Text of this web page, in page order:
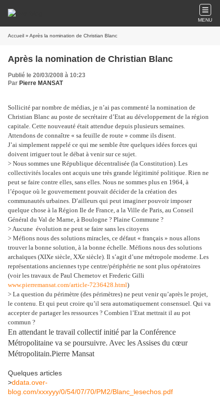
MENU
Accueil » Après la nomination de Christian Blanc
Après la nomination de Christian Blanc
Publié le 20/03/2008 à 10:23
Par Pierre MANSAT
Sollicité par nombre de médias, je n’ai pas commenté la nomination de
Christian Blanc au poste de secrétaire d’Etat au développement de la région
capitale. Cette nouveauté était attendue depuis plusieurs semaines.
Attendons de connaître « sa feuille de route » comme ils disent.
J’ai simplement rappelé ce qui me semble être quelques idées forces qui
doivent irriguer tout le débat à venir sur ce sujet.
> Nous sommes une République décentralisée (la Constitution). Les
collectivités locales ont acquis une très grande légitimité politique. Rien ne
peut se faire contre elles, sans elles. Nous ne sommes plus en 1964, à
l’époque où le gouvernement pouvait décider de la création des
communautés urbaines. D’ailleurs qui peut imaginer pouvoir imposer
quelque chose à la Région Ile de France, a la Ville de Paris, au Conseil
Général du Val de Marne, à Boulogne ? Plaine Commune ?
> Aucune évolution ne peut se faire sans les citoyens
> Méfions nous des solutions miracles, ce défaut « français » nous allons
trouver la bonne solution, à la bonne échelle. Méfions nous des solutions
archaïques (XIXe siècle, XXe siècle). Il s’agit d’une métropole moderne. Les
représentations anciennes type centre/périphérie ne sont plus opératoires
(voir les travaux de Paul Chemetov et Frederic Gilli
www.pierremansat.com/article-7236428.html)
> La question du périmètre (des périmètres) ne peut venir qu’après le projet,
le contenu. Et qui peut croire qu’il sera automatiquement consensuel. Qui va
accepter de partager les ressources ? Combien l’Etat mettrait il au pot
commun ?
En attendant le travail collectif initié par la Conférence
Métropolitaine va se poursuivre. Avec les Assises du cœur
Métropolitain.Pierre Mansat
Quelques articles
>ddata.over-
blog.com/xxxyyy/0/54/07/70/PM2/Blanc_lesechos.pdf